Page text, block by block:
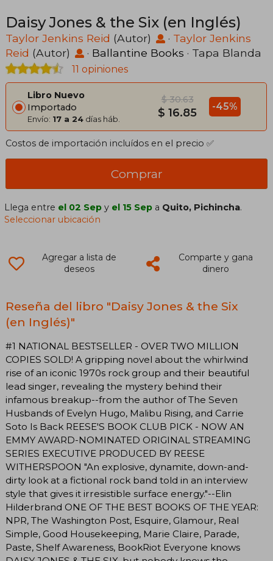
Daisy Jones & the Six (en Inglés)
Taylor Jenkins Reid (Autor) · Taylor Jenkins
Reid (Autor) · Ballantine Books · Tapa Blanda
11 opiniones
Libro Nuevo
Importado
Envío: 17 a 24 días háb.
$ 30.63
$ 16.85 -45%
Costos de importación incluídos en el precio ✅
Comprar
Llega entre el 02 Sep y el 15 Sep a Quito, Pichincha.
Seleccionar ubicación
Agregar a lista de
deseos
Comparte y gana
dinero
Reseña del libro "Daisy Jones & the Six
(en Inglés)"
#1 NATIONAL BESTSELLER - OVER TWO MILLION
COPIES SOLD! A gripping novel about the whirlwind
rise of an iconic 1970s rock group and their beautiful
lead singer, revealing the mystery behind their
infamous breakup--from the author of The Seven
Husbands of Evelyn Hugo, Malibu Rising, and Carrie
Soto Is Back REESE'S BOOK CLUB PICK - NOW AN
EMMY AWARD-NOMINATED ORIGINAL STREAMING
SERIES EXECUTIVE PRODUCED BY REESE
WITHERSPOON "An explosive, dynamite, down-and-
dirty look at a fictional rock band told in an interview
style that gives it irresistible surface energy."--Elin
Hilderbrand ONE OF THE BEST BOOKS OF THE YEAR:
NPR, The Washington Post, Esquire, Glamour, Real
Simple, Good Housekeeping, Marie Claire, Parade,
Paste, Shelf Awareness, BookRiot Everyone knows